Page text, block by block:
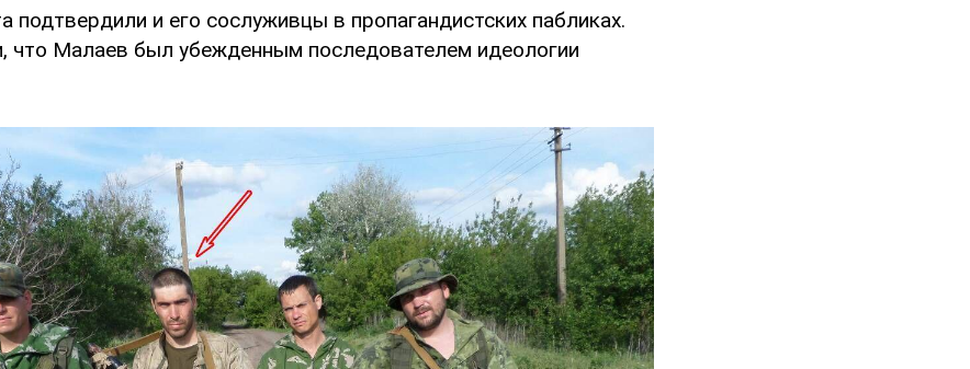
подтвердили и его сослуживцы в пропагандистских пабликах.
что Малаев был убежденным последователем идеологии